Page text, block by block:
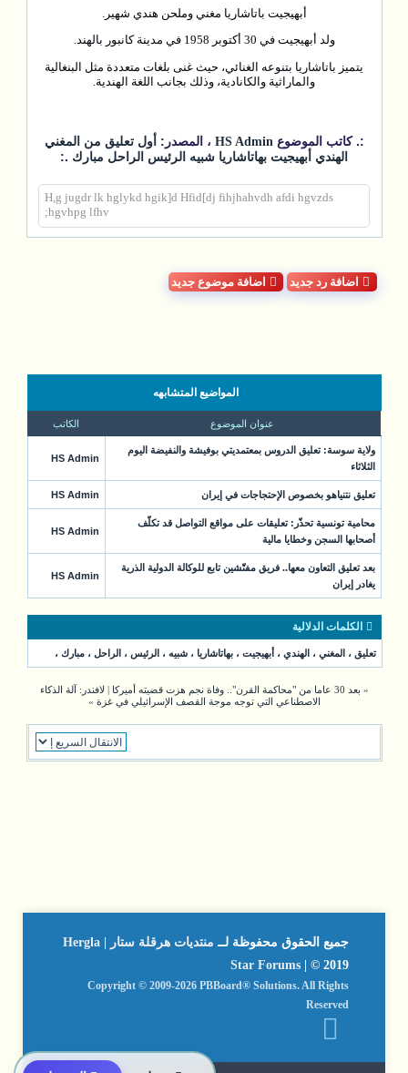
أبهيجيت باتاشاريا مغني وملحن هندي شهير.
ولد أبهيجيت في 30 أكتوبر 1958 في مدينة كانبور بالهند.
يتميز باتاشاريا بتنوعه الغنائي، حيث غنى بلغات متعددة مثل البنغالية
والماراثية والكانادية، وذلك بجانب اللغة الهندية.
:. كاتب الموضوع HS Admin ، المصدر: أول تعليق من المغني
الهندي أبهيجيت بهاتاشاريا شبيه الرئيس الراحل مبارك .:
H,g jugdr lk hglykd hgik]d Hfid[dj fihjhahvdh afdi hgvzds
hgvhpg lfhv;
اضافة رد جديد اضافة موضوع جديد
المواضيع المتشابهه
عنوان الموضوع الكاتب
ولاية سوسة: تعليق الدروس بمعتمديتي بوفيشة والنفيضة اليوم
الثلاثاء
HS Admin
تعليق نتنياهو بخصوص الإحتجاجات في إيران HS Admin
محامية تونسية تحذّر: تعليقات على مواقع التواصل قد تكلّف
أصحابها السجن وخطايا مالية
HS Admin
بعد تعليق التعاون معها.. فريق مفتّشين تابع للوكالة الدولية الذرية
يغادر إيران
HS Admin
الكلمات الدلالية
تعليق ، المغني ، الهندي ،أبهيجيت ،بهاتاشاريا ،شبيه ، الرئيس ، الراحل ،مبارك ،
« بعد 30 عاما من "محاكمة القرن".. وفاة نجم هزت قضيته أميركا |لافندر: آلة الذكاء
الاصطناعي التي توجه موجة القصف الإسرائيلي في غزة »
جميع الحقوق محفوظة لــ
منتديات هرقلة ستار | Hergla
Star Forums| © 2019
Copyright © 2009-2026 PBBoard® Solutions. All Rights
Reserved